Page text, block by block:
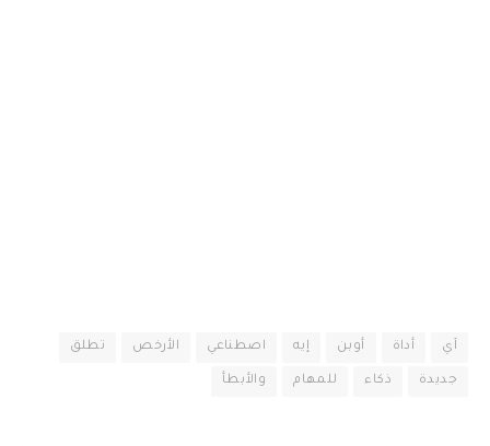
آي أداة أوبن إيه اصطناعي الأرخص تطلق
جديدة ذكاء للمهام والأبطأ